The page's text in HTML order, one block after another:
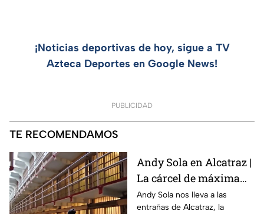
¡Noticias deportivas de hoy, sigue a TV
Azteca Deportes en Google News!
PUBLICIDAD
TE RECOMENDAMOS
Andy Sola en Alcatraz |
La cárcel de máxima
seguridad que encerró
a Al Capone | Sola al
Andy Sola nos lleva a las
entrañas de Alcatraz, la